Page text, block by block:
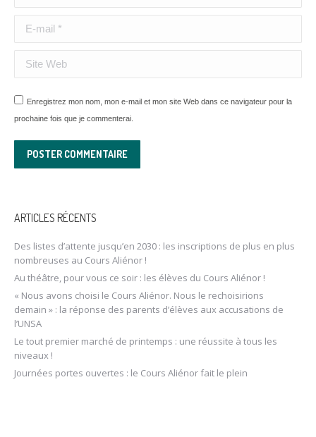
E-mail *
Site Web
Enregistrez mon nom, mon e-mail et mon site Web dans ce navigateur pour la
prochaine fois que je commenterai.
POSTER COMMENTAIRE
ARTICLES RÉCENTS
Des listes d’attente jusqu’en 2030 : les inscriptions de plus en plus
nombreuses au Cours Aliénor !
Au théâtre, pour vous ce soir : les élèves du Cours Aliénor !
« Nous avons choisi le Cours Aliénor. Nous le rechoisirions
demain » : la réponse des parents d’élèves aux accusations de
l’UNSA
Le tout premier marché de printemps : une réussite à tous les
niveaux !
Journées portes ouvertes : le Cours Aliénor fait le plein